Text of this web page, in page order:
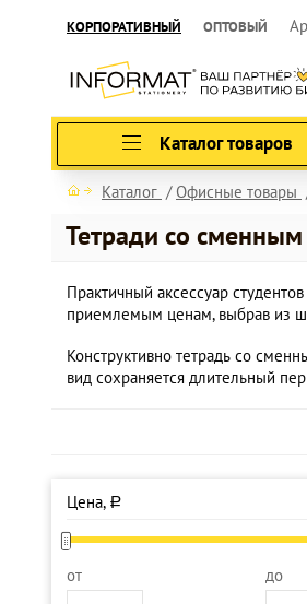
КОРПОРАТИВНЫЙ ОПТОВЫЙ
Каталог товаров
Каталог Офисные товары
Тетради со
Практичный аксессуар
приемлемым ценам, выбрав из
Конструктивно тетрадь со
вид сохраняется длительный
Цена, a
от до